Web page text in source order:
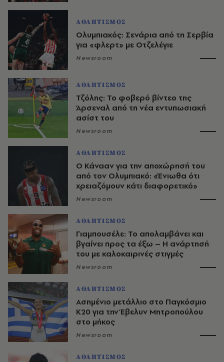
ΑΘΛΗΤΙΣΜΟΣ
Ολυμπιακός: Σενάρια από τη Σερβία
για «φλερτ» με Οτζελέγιε
Newsroom
ΑΘΛΗΤΙΣΜΟΣ
Τζόλης: Το φοβερό βίντεο της
Άρσεναλ από τη νέα εντυπωσιακή
ασίστ του
Newsroom
ΑΘΛΗΤΙΣΜΟΣ
Ο Κάνααν για την αποχώρησή του
από τον Ολυμπιακό: «Ένιωθα ότι
χρειαζόμουν κάτι διαφορετικό»
Newsroom
ΑΘΛΗΤΙΣΜΟΣ
Γιαμπουσέλε: Το απολαμβάνει και
βγαίνει προς τα έξω – Η ανάρτησή
του με καλοκαιρινές στιγμές
Newsroom
ΑΘΛΗΤΙΣΜΟΣ
Ασημένιο μετάλλιο στο Παγκόσμιο
Κ20 για την Έβελυν Μητροπούλου
στο μήκος
Newsroom
ΑΘΛΗΤΙΣΜΟΣ